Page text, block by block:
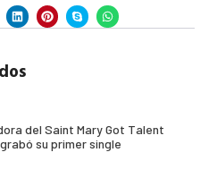
del Saint Mary Got Talent
su primer single